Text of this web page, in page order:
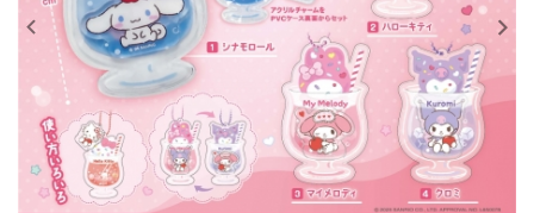
レンタル
景品・玩具・文具
販促用カプセルトイ